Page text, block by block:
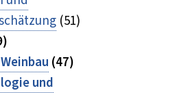
(51)
(47)
und